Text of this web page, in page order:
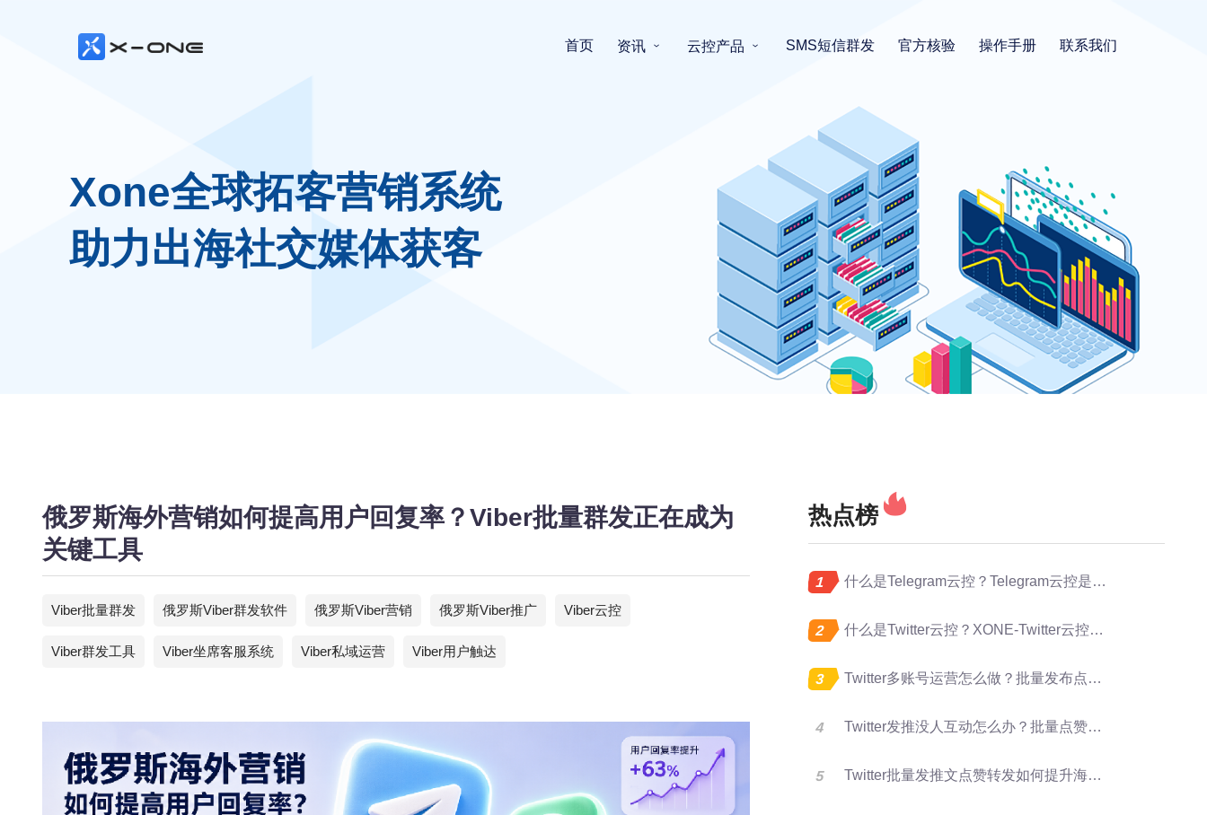
首页 资讯 云控产品 SMS短信群发 官方核验 操作手册 联系我们
Xone全球拓客营销系统
助力出海社交媒体获客
俄罗斯海外营销如何提高用户回复率？Viber批量群发正在成为
关键工具
Viber批量群发 俄罗斯Viber群发软件 俄罗斯Viber营销 俄罗斯Viber推广 Viber云控
Viber群发工具 Viber坐席客服系统 Viber私域运营 Viber用户触达
热点榜
什么是Telegram云控？Telegram云控是做什么的？
什么是Twitter云控？XONE-Twitter云控是做什么的？
Twitter多账号运营怎么做？批量发布点赞转发完整指南
Twitter发推没人互动怎么办？批量点赞评论转发提升曝光
Twitter批量发推文点赞转发如何提升海外账号矩阵运营效率？